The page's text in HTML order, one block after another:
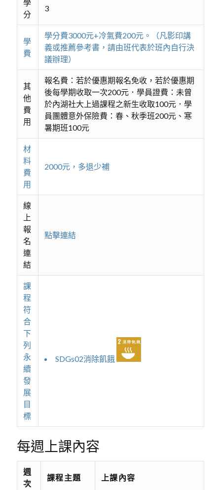
學
分
3
學
費
學分費3000元+冷氣費200元。（凡影印講
義或推薦參考書，請由班代表於班內自行決
議辦理）
其
他
費
用
報名費：若於優惠期報名免收，若於優惠期
後每學期收取一次200元．學員證費：未曾
於內湖社大上過課程之新生收取100元．學
員團體意外保險費：春、秋季班200元、寒
暑期班100元
材
料
費
用
2000元，多退少補
線
上
報
名
連
結
點擊連結
課
程
符
合
下
列
永
續
發
展
目
標
SDGs02消除飢餓
每週上課內容
週
次
課程主題 上課內容